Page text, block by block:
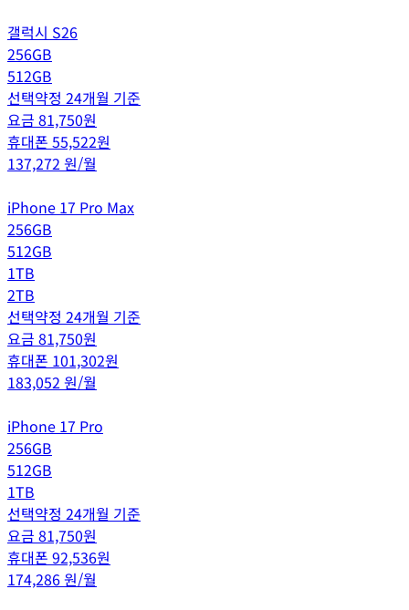
갤럭시 S26
256GB
512GB
선택약정 24개월 기준
요금 81,750원
휴대폰 55,522원
137,272 원/월
iPhone 17 Pro Max
256GB
512GB
1TB
2TB
선택약정 24개월 기준
요금 81,750원
휴대폰 101,302원
183,052 원/월
iPhone 17 Pro
256GB
512GB
1TB
선택약정 24개월 기준
요금 81,750원
휴대폰 92,536원
174,286원/월